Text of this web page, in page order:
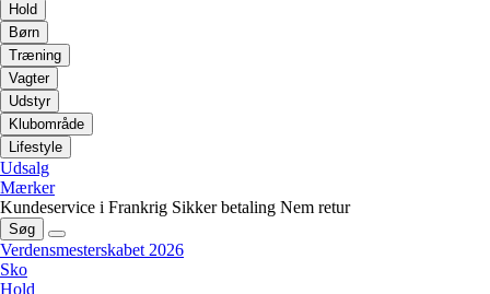
Hold
Børn
Træning
Vagter
Udstyr
Klubområde
Lifestyle
Udsalg
Mærker
Kundeservice i Frankrig Sikker betaling Nem retur
Søg
Verdensmesterskabet 2026
Sko
Hold